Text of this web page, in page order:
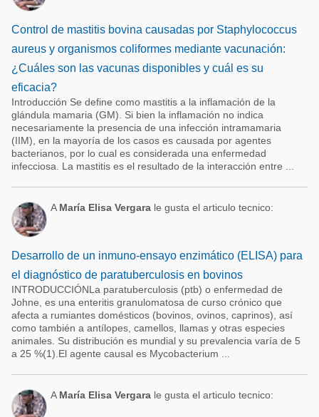
Control de mastitis bovina causadas por Staphylococcus
aureus y organismos coliformes mediante vacunación:
¿Cuáles son las vacunas disponibles y cuál es su
eficacia?
Introducción Se define como mastitis a la inflamación de la
glándula mamaria (GM). Si bien la inflamación no indica
necesariamente la presencia de una infección intramamaria
(IIM), en la mayoría de los casos es causada por agentes
bacterianos, por lo cual es considerada una enfermedad
infecciosa. La mastitis es el resultado de la interacción entre ...
A María Elisa Vergara le gusta el articulo tecnico:
Desarrollo de un inmuno-ensayo enzimático (ELISA) para
el diagnóstico de paratuberculosis en bovinos
INTRODUCCIÓNLa paratuberculosis (ptb) o enfermedad de
Johne, es una enteritis granulomatosa de curso crónico que
afecta a rumiantes domésticos (bovinos, ovinos, caprinos), así
como también a antílopes, camellos, llamas y otras especies
animales. Su distribución es mundial y su prevalencia varía de 5
a 25 %(1).El agente causal es Mycobacterium ...
A María Elisa Vergara le gusta el articulo tecnico: